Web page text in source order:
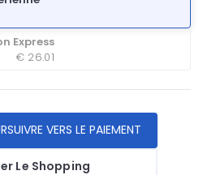
Express
€ 26.01
Le Shopping